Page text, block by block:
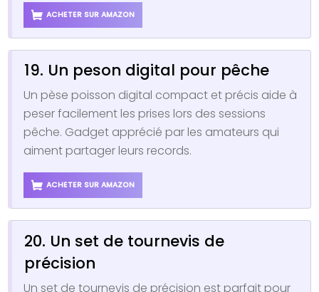
ACHETER SUR AMAZON
19. Un peson digital pour pêche
Un pèse poisson digital compact et précis aide à
peser facilement les prises lors des sessions
pêche. Gadget apprécié par les amateurs qui
aiment partager leurs records.
ACHETER SUR AMAZON
20. Un set de tournevis de
précision
Un set de tournevis de précision est parfait pour